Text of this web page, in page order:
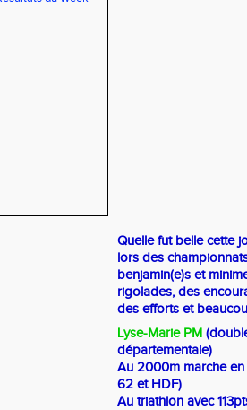
Quelle fut belle cette
lors des
benjamin(e)s et
rigolades, des
des efforts et
Lyse-Marie PM
départementale)
Au 2000m marche en
62 et HDF)
Au triathlon avec